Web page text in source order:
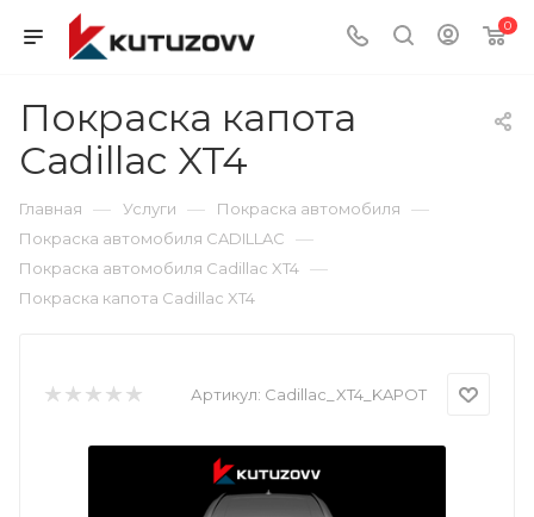
0
Покраска капота
Cadillac XT4
Главная — Услуги — Покраска автомобиля —
Покраска автомобиля CADILLAC —
Покраска автомобиля Cadillac XT4 —
Покраска капота Cadillac XT4
Артикул: Cadillac_XT4_KAPOT